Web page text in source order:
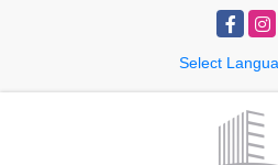
Facebook
Select